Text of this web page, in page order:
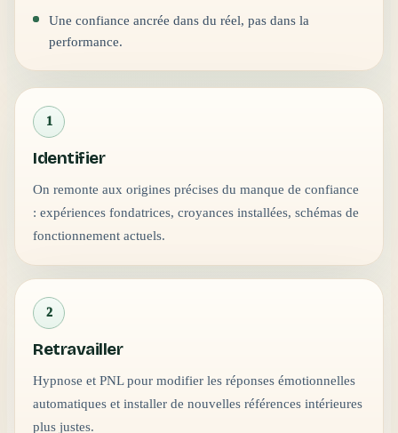
Une confiance ancrée dans du réel, pas dans la
performance.
1
Identifier
On remonte aux origines précises du manque de confiance
: expériences fondatrices, croyances installées, schémas de
fonctionnement actuels.
2
Retravailler
Hypnose et PNL pour modifier les réponses émotionnelles
automatiques et installer de nouvelles références intérieures
plus justes.